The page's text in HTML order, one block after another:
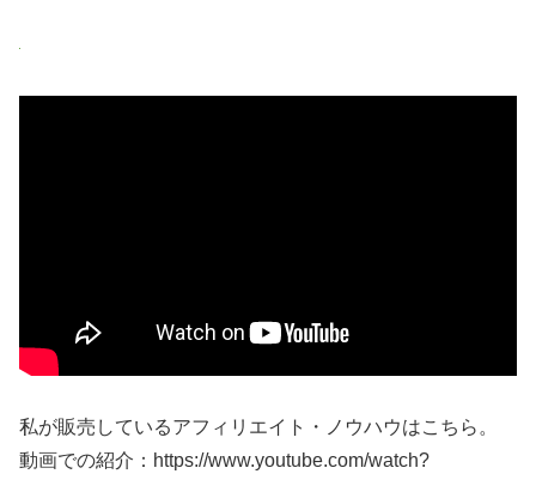
私が販売しているアフィリエイト・ノウハウはこちら。
動画での紹介：https://www.youtube.com/watch?